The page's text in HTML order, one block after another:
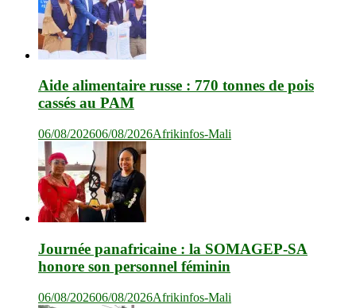
Aide alimentaire russe : 770 tonnes de pois
cassés au PAM
06/08/202606/08/2026Afrikinfos-Mali
Journée panafricaine : la SOMAGEP-SA
honore son personnel féminin
06/08/202606/08/2026Afrikinfos-Mali